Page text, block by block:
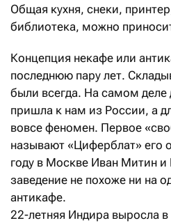
Общая кухня, снеки,
библиотека, можно
Концепция некафе или
последнюю пару лет.
были всегда. На самом
пришла к нам из России, а
вовсе феномен. Первое
называют «Циферблат» его
году в Москве Иван Митин
заведение не похоже ни на
антикафе.
22-летняя Индира выросла